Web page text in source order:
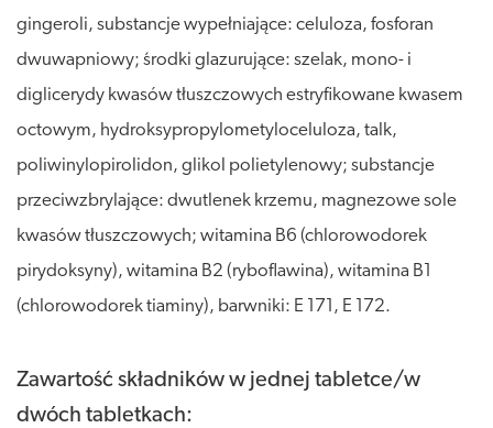
gingeroli, substancje wypełniające: celuloza, fosforan
dwuwapniowy; środki glazurujące: szelak, mono- i
diglicerydy kwasów tłuszczowych estryfikowane kwasem
octowym, hydroksypropylometyloceluloza, talk,
poliwinylopirolidon, glikol polietylenowy; substancje
przeciwzbrylające: dwutlenek krzemu, magnezowe sole
kwasów tłuszczowych; witamina B6 (chlorowodorek
pirydoksyny), witamina B2 (ryboflawina), witamina B1
(chlorowodorek tiaminy), barwniki: E 171, E 172.
Zawartość składników w jednej tabletce/w
dwóch tabletkach: